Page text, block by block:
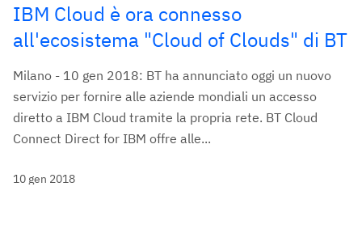
IBM Cloud è ora connesso
all'ecosistema "Cloud of Clouds" di BT
Milano - 10 gen 2018: BT ha annunciato oggi un nuovo
servizio per fornire alle aziende mondiali un accesso
diretto a IBM Cloud tramite la propria rete. BT Cloud
Connect Direct for IBM offre alle...
10 gen 2018